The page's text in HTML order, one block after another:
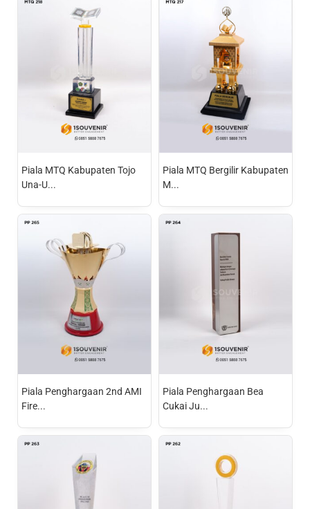
Piala MTQ Kabupaten Tojo
Una-U...
Piala MTQ Bergilir Kabupaten
M...
Piala Penghargaan 2nd AMI
Fire...
Piala Penghargaan Bea
Cukai Ju...